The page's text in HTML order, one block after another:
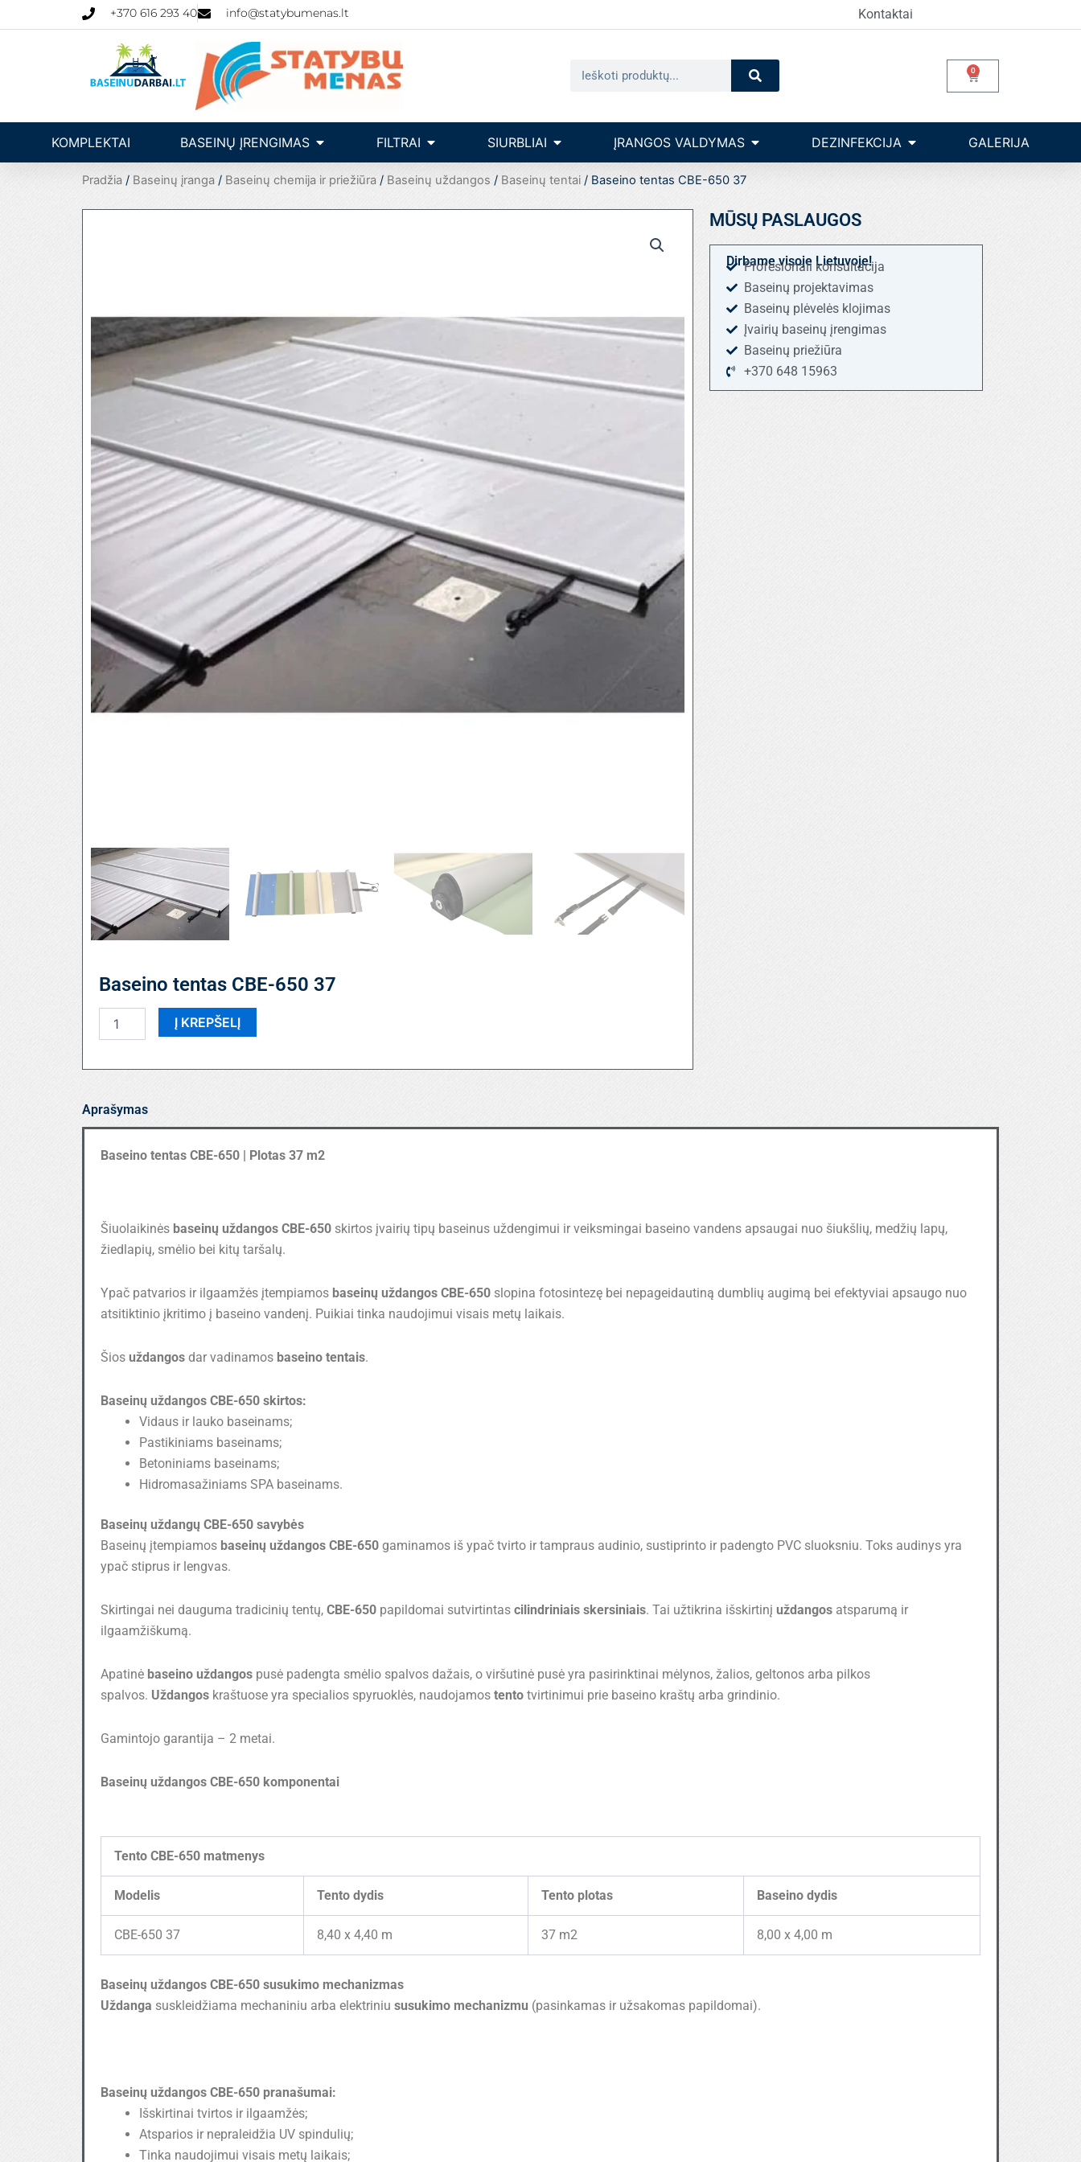
prie
+370 616 293 40 info@statybumenas.lt Kontaktai
Search 0
Cart
KOMPLEKTAI BASEINŲ ĮRENGIMAS Open Baseinų įrengimas
FILTRAI Open filtraiSIURBLIAI Open siurbliaiĮRANGOS VALDYMAS Open Įrangos valdymas
DEZINFEKCIJA Open dezinfekcija
GALERIJA
Pradžia / Baseinų įranga / Baseinų chemija ir priežiūra / Baseinų uždangos / Baseinų tentai / Baseino tentas CBE-650 37
Baseino tentas CBE-650 37
kiekis:
37
Į KREPŠELĮ
MŪSŲ PASLAUGOS
Dirbame visoje Lietuvoje!
Profesionali konsultacija
Baseinų projektavimas
Baseinų plėvelės klojimas
Įvairių baseinų įrengimas
Baseinų priežiūra
+370 648 15963
Aprašymas
Baseino tentas CBE-650 | Plotas 37 m2
Šiuolaikinės baseinų uždangos CBE-650 skirtos įvairių tipų baseinus uždengimui ir veiksmingai baseino vandens apsaugai nuo šiukšlių, medžių lapų,
žiedlapių, smėlio bei kitų taršalų.
Ypač patvarios ir ilgaamžės įtempiamos baseinų uždangos CBE-650 slopina fotosintezę bei nepageidautiną dumblių augimą bei efektyviai apsaugo nuo
atsitiktinio įkritimo į baseino vandenį. Puikiai tinka naudojimui visais metų laikais.
Šios uždangos dar vadinamos baseino tentais.
Baseinų uždangos CBE-650 skirtos:
Vidaus ir lauko baseinams;
Pastikiniams baseinams;
Betoniniams baseinams;
Hidromasažiniams SPA baseinams.
Baseinų uždangų CBE-650 savybės
Baseinų įtempiamos baseinų uždangos CBE-650 gaminamos iš ypač tvirto ir tampraus audinio, sustiprinto ir padengto PVC sluoksniu. Toks audinys yra
ypač stiprus ir lengvas.
Skirtingai nei dauguma tradicinių tentų, CBE-650 papildomai sutvirtintas cilindriniais skersiniais. Tai užtikrina išskirtinį uždangos atsparumą ir
ilgaamžiškumą.
Apatinė baseino uždangos pusė padengta smėlio spalvos dažais, o viršutinė pusė yra pasirinktinai mėlynos, žalios, geltonos arba pilkos
spalvos. Uždangos kraštuose yra specialios spyruoklės, naudojamos tento tvirtinimui prie baseino kraštų arba grindinio.
Gamintojo garantija – 2 metai.
Baseinų uždangos CBE-650 komponentai
Tento CBE-650 matmenys
Modelis Tento dydis Tento plotas Baseino dydis
CBE-650 37 8,40 x 4,40 m 37 m2 8,00 x 4,00 m
Baseinų uždangos CBE-650 susukimo mechanizmas
Uždanga suskleidžiama mechaniniu arba elektriniu susukimo mechanizmu (pasinkamas ir užsakomas papildomai).
Baseinų uždangos CBE-650 pranašumai:
Išskirtinai tvirtos ir ilgaamžės;
Atsparios ir nepraleidžia UV spindulių;
Tinka naudojimui visais metų laikais;